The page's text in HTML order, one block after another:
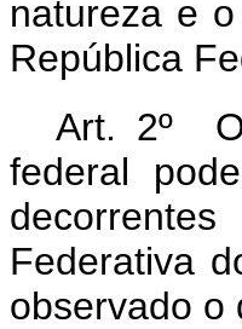
natureza e
República
Art. 2º
federal
Federativa
observado o